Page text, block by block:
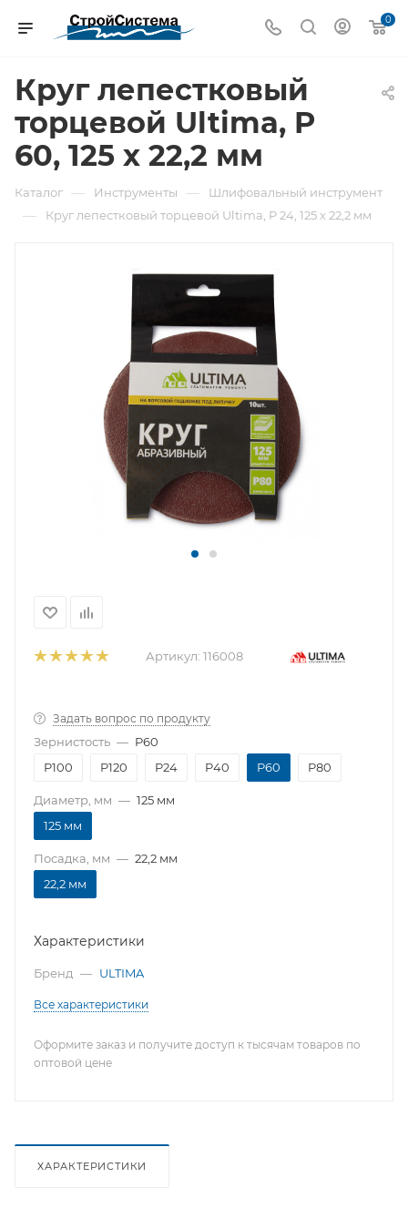
0
Круг лепестковый
торцевой Ultima, P
60, 125 х 22,2 мм
Каталог — Инструменты — Шлифовальный инструмент
— Круг лепестковый торцевой Ultima, P 24, 125 х 22,2 мм
Артикул: 116008
Задать вопрос по продукту
Зернистость — P60
P100
P120 P24 P40 P60 P80
Диаметр, мм — 125 мм
125 мм
Посадка, мм — 22,2 мм
22,2 мм
Характеристики
Бренд — ULTIMA
Все характеристики
Оформите заказ и получите доступ к тысячам товаров по
оптовой цене
ХАРАКТЕРИСТИКИ